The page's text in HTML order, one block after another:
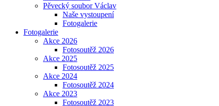
Pěvecký soubor Václav
Naše vystoupení
Fotogalerie
Fotogalerie
Akce 2026
Fotosoutěž 2026
Akce 2025
Fotosoutěž 2025
Akce 2024
Fotosoutěž 2024
Akce 2023
Fotosoutěž 2023